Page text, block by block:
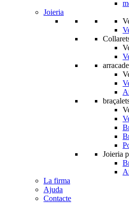
Joieria
Joieria
La firma
Ajuda
Contacte